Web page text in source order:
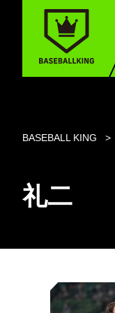
BASEBALL KING
礼二